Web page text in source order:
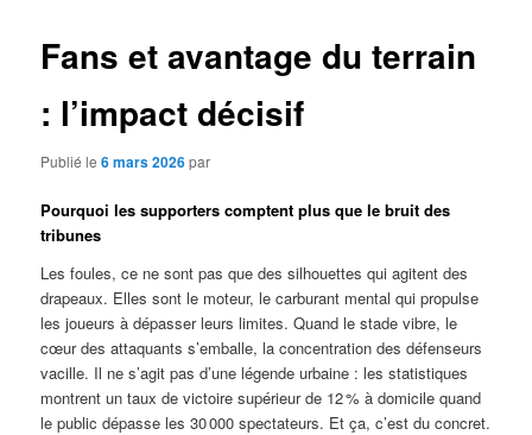
Fans et avantage du terrain
: l’impact décisif
Publié le6 mars 2026par
Pourquoi les supporters comptent plus que le bruit des
tribunes
Les foules, ce ne sont pas que des silhouettes qui agitent des
drapeaux. Elles sont le moteur, le carburant mental qui propulse
les joueurs à dépasser leurs limites. Quand le stade vibre, le
cœur des attaquants s’emballe, la concentration des défenseurs
vacille. Il ne s’agit pas d’une légende urbaine : les statistiques
montrent un taux de victoire supérieur de 12 % à domicile quand
le public dépasse les 30 000 spectateurs. Et ça, c’est du concret.